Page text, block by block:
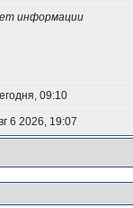
информации
09:10
6 2026, 19:07